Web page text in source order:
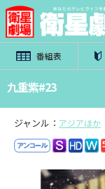
番組表
九重紫#23
ジャンル： アジアほか